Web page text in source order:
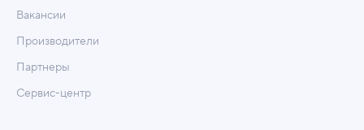
Вакансии
Производители
Партнеры
Сервис-центр